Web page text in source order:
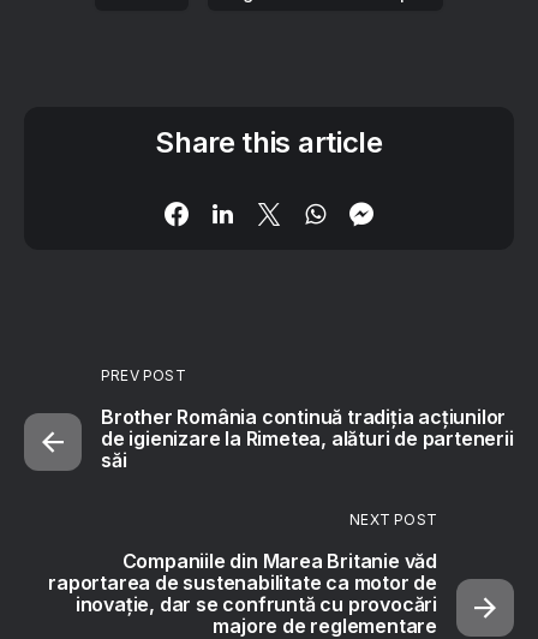
Share this article
PREV POST
Brother România continuă tradiția acțiunilor
de igienizare la Rimetea, alături de partenerii
săi
NEXT POST
Companiile din Marea Britanie văd
raportarea de sustenabilitate ca motor de
inovație, dar se confruntă cu provocări
majore de reglementare